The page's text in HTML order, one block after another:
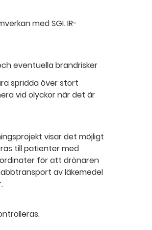
med SGI. IR-
eventuella brandrisker
spridda över stort
vid olyckor när det är
visar det möjligt
till patienter med
för att drönaren
av läkemedel